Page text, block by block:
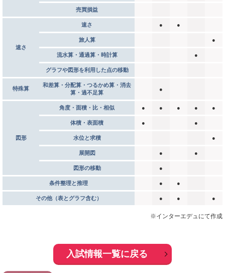
売買損益
速さ
速さ ● ●
旅人算 ●
流水算・通過算・時計算 ●
グラフや図形を利用した点の移動
特殊算
和差算・分配算・つるかめ算・消去
算・過不足算
●
図形
角度・面積・比・相似 ● ● ● ● ●
体積・表面積 ● ●
水位と求積 ●
展開図 ● ●
図形の移動 ●
条件整理と推理 ● ●
その他（表とグラフ含む） ● ● ●
※インターエデュにて作成
入試情報一覧に戻る